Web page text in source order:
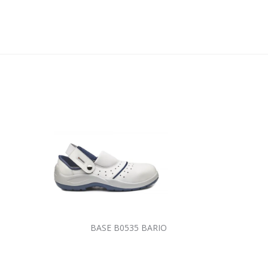
BASE B0535 BARIO